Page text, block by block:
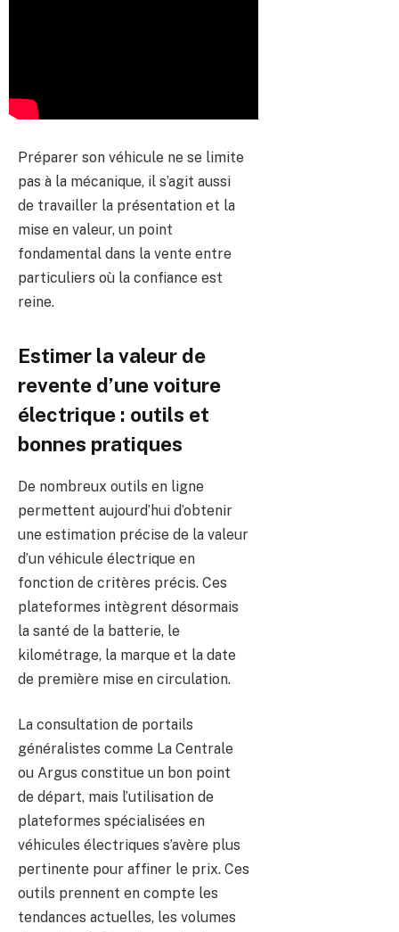
Préparer son véhicule ne se limite
pas à la mécanique, il s’agit aussi
de travailler la présentation et la
mise en valeur, un point
fondamental dans la vente entre
particuliers où la confiance est
reine.
Estimer la valeur de
revente d’une voiture
électrique : outils et
bonnes pratiques
De nombreux outils en ligne
permettent aujourd’hui d’obtenir
une estimation précise de la valeur
d’un véhicule électrique en
fonction de critères précis. Ces
plateformes intègrent désormais
la santé de la batterie, le
kilométrage, la marque et la date
de première mise en circulation.
La consultation de portails
généralistes comme La Centrale
ou Argus constitue un bon point
de départ, mais l’utilisation de
plateformes spécialisées en
véhicules électriques s’avère plus
pertinente pour affiner le prix. Ces
outils prennent en compte les
tendances actuelles, les volumes